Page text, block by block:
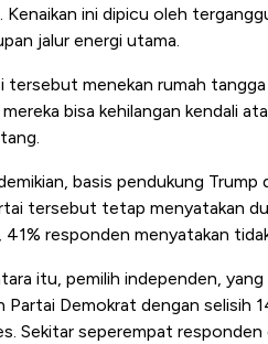
Kenaikan ini dipicu oleh
jalur energi utama.
tersebut menekan rumah
bisa kehilangan kendali
basis pendukung
tersebut tetap menyatakan
41% responden menyatakan
itu, pemilih independen,
Partai Demokrat dengan selisih
Sekitar seperempat